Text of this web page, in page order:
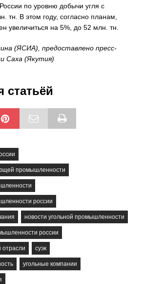
по уровню добычи угля с
тн. В этом году, согласно планам,
увеличиться на 5%, до 52 млн. тн.
(ЯСИА), предоставлено пресс-
Саха (Якутия)
статьёй
промышленности
россии
новости угольной промышленности
россии
отрасли суэк
угольные компании